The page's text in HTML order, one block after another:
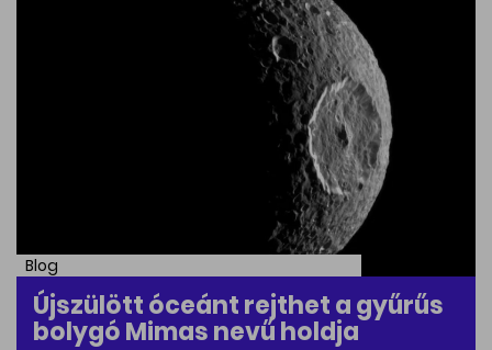
Blog
Újszülött óceánt rejthet a gyűrűs
bolygó Mimas nevű holdja